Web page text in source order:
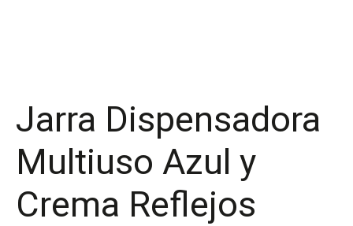
Jarra Dispensadora
Multiuso Azul y
Crema Reflejos